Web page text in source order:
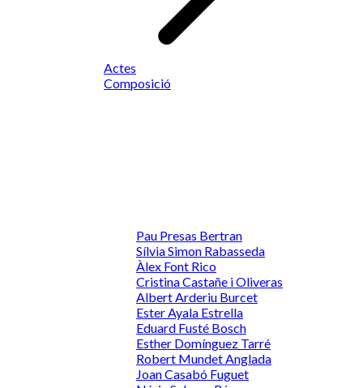
Actes
Composició
Pau Presas Bertran
Sílvia Simon Rabasseda
Àlex Font Rico
Cristina Castañe i Oliveras
Albert Arderiu Burcet
Ester Ayala Estrella
Eduard Fusté Bosch
Esther Domínguez Tarré
Robert Mundet Anglada
Joan Casabó Fuguet